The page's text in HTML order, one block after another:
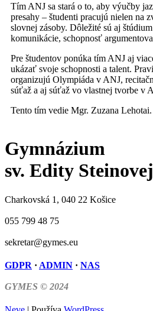
Tím ANJ sa stará o to, aby výučby
presahy – študenti pracujú nielen na
slovnej zásoby. Dôležité sú aj
komunikácie, schopnosť
Pre študentov ponúka tím ANJ aj
ukázať svoje schopnosti a talent.
organizujú Olympiáda v ANJ,
súťaž a aj súťaž vo vlastnej tvorbe v
Tento tím vedie Mgr. Zuzana Lehotai.
Gymnázium
sv. Edity Steinovej
Charkovská 1, 040 22 Košice
055 799 48 75
sekretar@gymes.eu
GDPR · ADMIN · NAS
GYMES © 2024